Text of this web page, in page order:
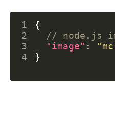
1
{
2
3
"image" :
4
}